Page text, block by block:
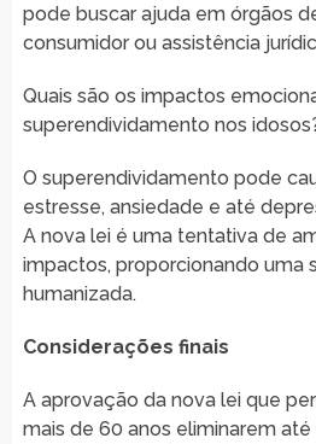
pode buscar ajuda em órgãos
consumidor ou assistência
Quais são os impactos
superendividamento nos
O superendividamento pode
estresse, ansiedade e até
A nova lei é uma tentativa de
impactos, proporcionando uma
humanizada.
Considerações finais
A aprovação da nova lei que
mais de 60 anos eliminarem até